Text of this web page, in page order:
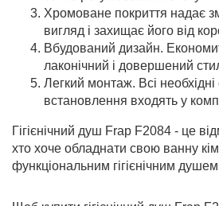
Хромоване покриття надає
вигляд і захищає його від
Вбудований дизайн.
лаконічний і довершений
Легкий монтаж. Всі
встановлення входять у
Гігієнічний душ Frap F2084 - це
хто хоче обладнати свою ванну
функціональним гігієнічним